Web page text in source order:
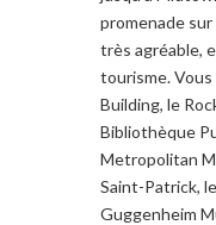
promenade
très agréable,
tourisme.Vous
Building, le
Bibliothèque
Metropolitan
Saint-Patrick,
Guggenheim